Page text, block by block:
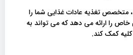
متخصص تغذیه عادات غذایی شما را
را ارائه می دهد که می تواند به
کمک کند.